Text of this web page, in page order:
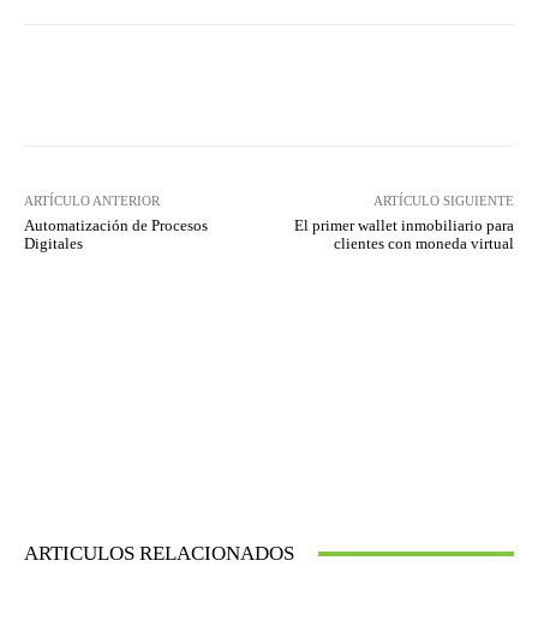
ARTÍCULO ANTERIOR
Automatización de Procesos
Digitales
ARTÍCULO SIGUIENTE
El primer wallet inmobiliario para
clientes con moneda virtual
ARTICULOS RELACIONADOS